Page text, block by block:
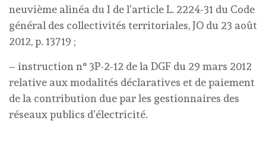
neuvième alinéa du I de l’article L. 2224-31 du Code
général des collectivités territoriales, JO du 23 août
2012, p. 13719 ;
– instruction n° 3P-2-12 de la DGF du 29 mars 2012
relative aux modalités déclaratives et de paiement
de la contribution due par les gestionnaires des
réseaux publics d’électricité.